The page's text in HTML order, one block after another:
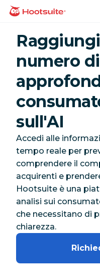
Salta
Homepage
numero
sull'AI
Accedi alle
tempo reale per
comprendere il
acquirenti e
Hootsuite è una
analisi sui
che necessitano di
chiarezza.